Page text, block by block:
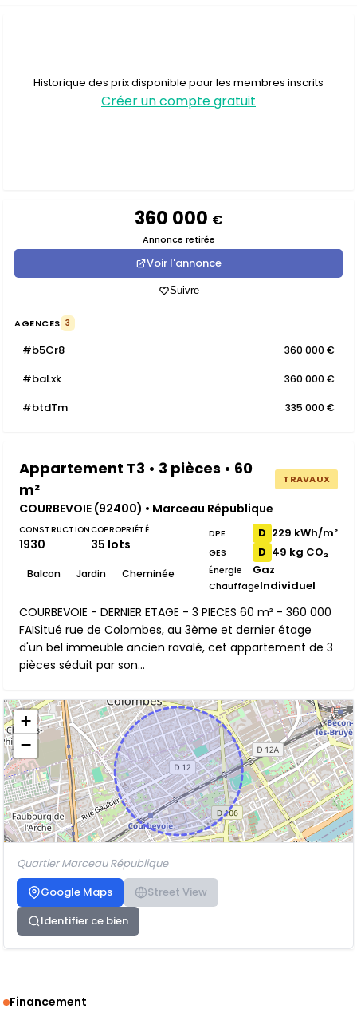
Historique des prix disponible pour les membres inscrits
Créer un compte gratuit
360 000 €
Annonce retirée
Voir l'annonce
Suivre
AGENCES 3
#b5Cr8 360 000 €
#baLxk 360 000 €
#btdTm 335 000 €
Appartement T3 • 3 pièces • 60
m²
TRAVAUX
COURBEVOIE (92400) • Marceau République
CONSTRUCTION
1930
COPROPRIÉTÉ
35 lots
Balcon Jardin Cheminée
DPE D 229 kWh/m²
GES D 49 kg CO₂
Énergie Gaz
ChauffageIndividuel
COURBEVOIE - DERNIER ETAGE - 3 PIECES 60 m² - 360 000
FAISitué rue de Colombes, au 3ème et dernier étage
d'un bel immeuble ancien ravalé, cet appartement de 3
pièces séduit par son...
+
−
Quartier Marceau République
Google Maps
Street View
Identifier ce bien
Financement